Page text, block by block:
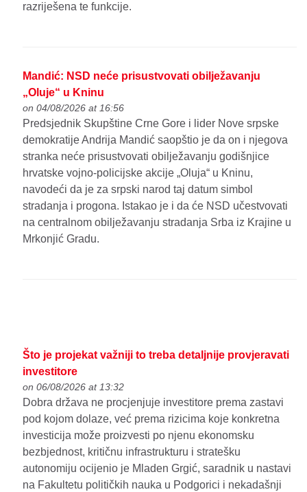
razriješena te funkcije.
Mandić: NSD neće prisustvovati obilježavanju
„Oluje“ u Kninu
on 04/08/2026 at 16:56
Predsjednik Skupštine Crne Gore i lider Nove srpske
demokratije Andrija Mandić saopštio je da on i njegova
stranka neće prisustvovati obilježavanju godišnjice
hrvatske vojno-policijske akcije „Oluja“ u Kninu,
navodeći da je za srpski narod taj datum simbol
stradanja i progona. Istakao je i da će NSD učestvovati
na centralnom obilježavanju stradanja Srba iz Krajine u
Mrkonjić Gradu.
Što je projekat važniji to treba detaljnije provjeravati
investitore
on 06/08/2026 at 13:32
Dobra država ne procjenjuje investitore prema zastavi
pod kojom dolaze, već prema rizicima koje konkretna
investicija može proizvesti po njenu ekonomsku
bezbjednost, kritičnu infrastrukturu i stratešku
autonomiju ocijenio je Mladen Grgić, saradnik u nastavi
na Fakultetu političkih nauka u Podgorici i nekadašnji